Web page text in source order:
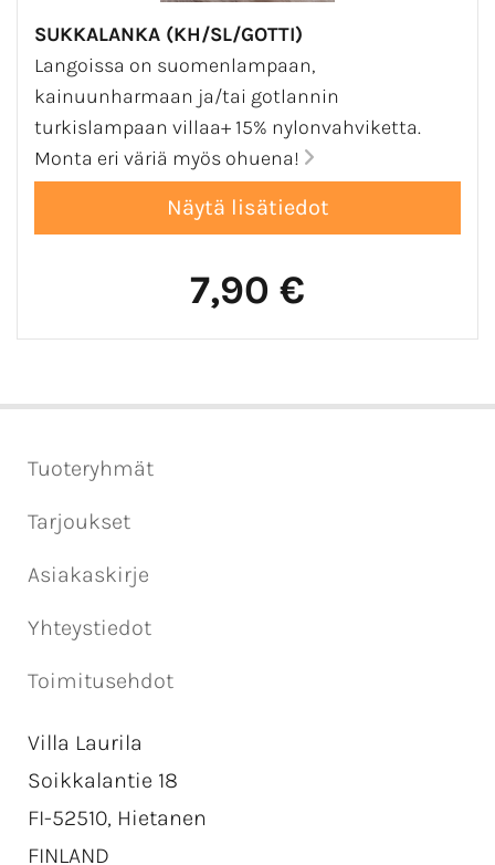
SUKKALANKA (KH/SL/GOTTI)
Langoissa on suomenlampaan,
kainuunharmaan ja/tai gotlannin
turkislampaan villaa+ 15% nylonvahviketta.
Monta eri väriä myös ohuena!
7,90 €
Tuoteryhmät
Tarjoukset
Asiakaskirje
Yhteystiedot
Toimitusehdot
Villa Laurila
Soikkalantie 18
FI-52510, Hietanen
FINLAND